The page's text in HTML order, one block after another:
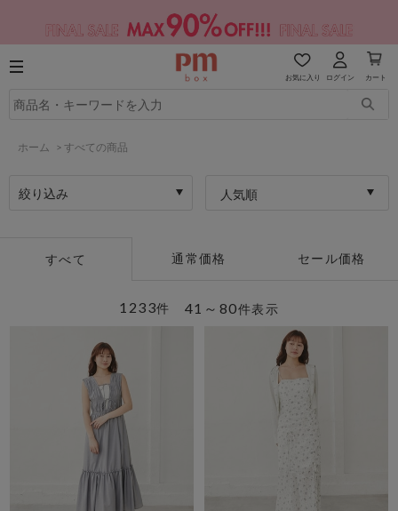
お気に入り ログイン カート
ホーム > すべての商品
絞り込み 人気順
すべて 通常価格 セール価格
41～80件表示
1233件